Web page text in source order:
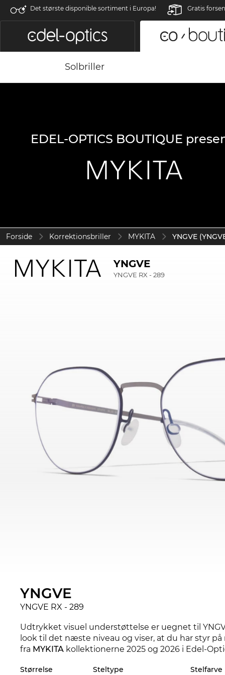
Det største disponible sortiment i Europa! Gratis
Solbriller
EDEL-OPTICS BOUTIQUE
Forside Korrektionsbriller MYKITA YNGVE
YNGVE
YNGVE RX - 289
YNGVE
YNGVE RX - 289
Udtrykket visuel understøttelse er uegnet til
look til det næste niveau og viser, at du har styr på
fra MYKITA kollektionerne 2025 og 2026 i Edel-
Størrelse Steltype Stelfarve